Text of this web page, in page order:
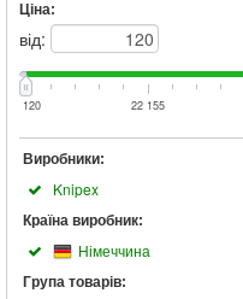
Ціна:
від:
120 22 155
Виробники:
Knipex
Країна виробник:
Німеччина
Група товарів: